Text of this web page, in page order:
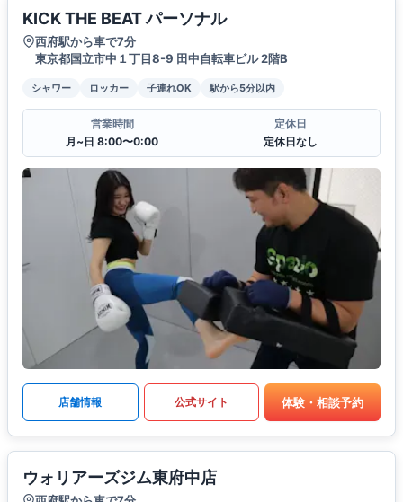
KICK THE BEAT パーソナル
西府駅から車で7分
東京都国立市中１丁目8-9 田中自転車ビル 2階B
シャワー ロッカー 子連れOK 駅から5分以内
営業時間
月~日 8:00〜0:00
定休日
定休日なし
店舗情報 公式サイト 体験・相談予約
ウォリアーズジム東府中店